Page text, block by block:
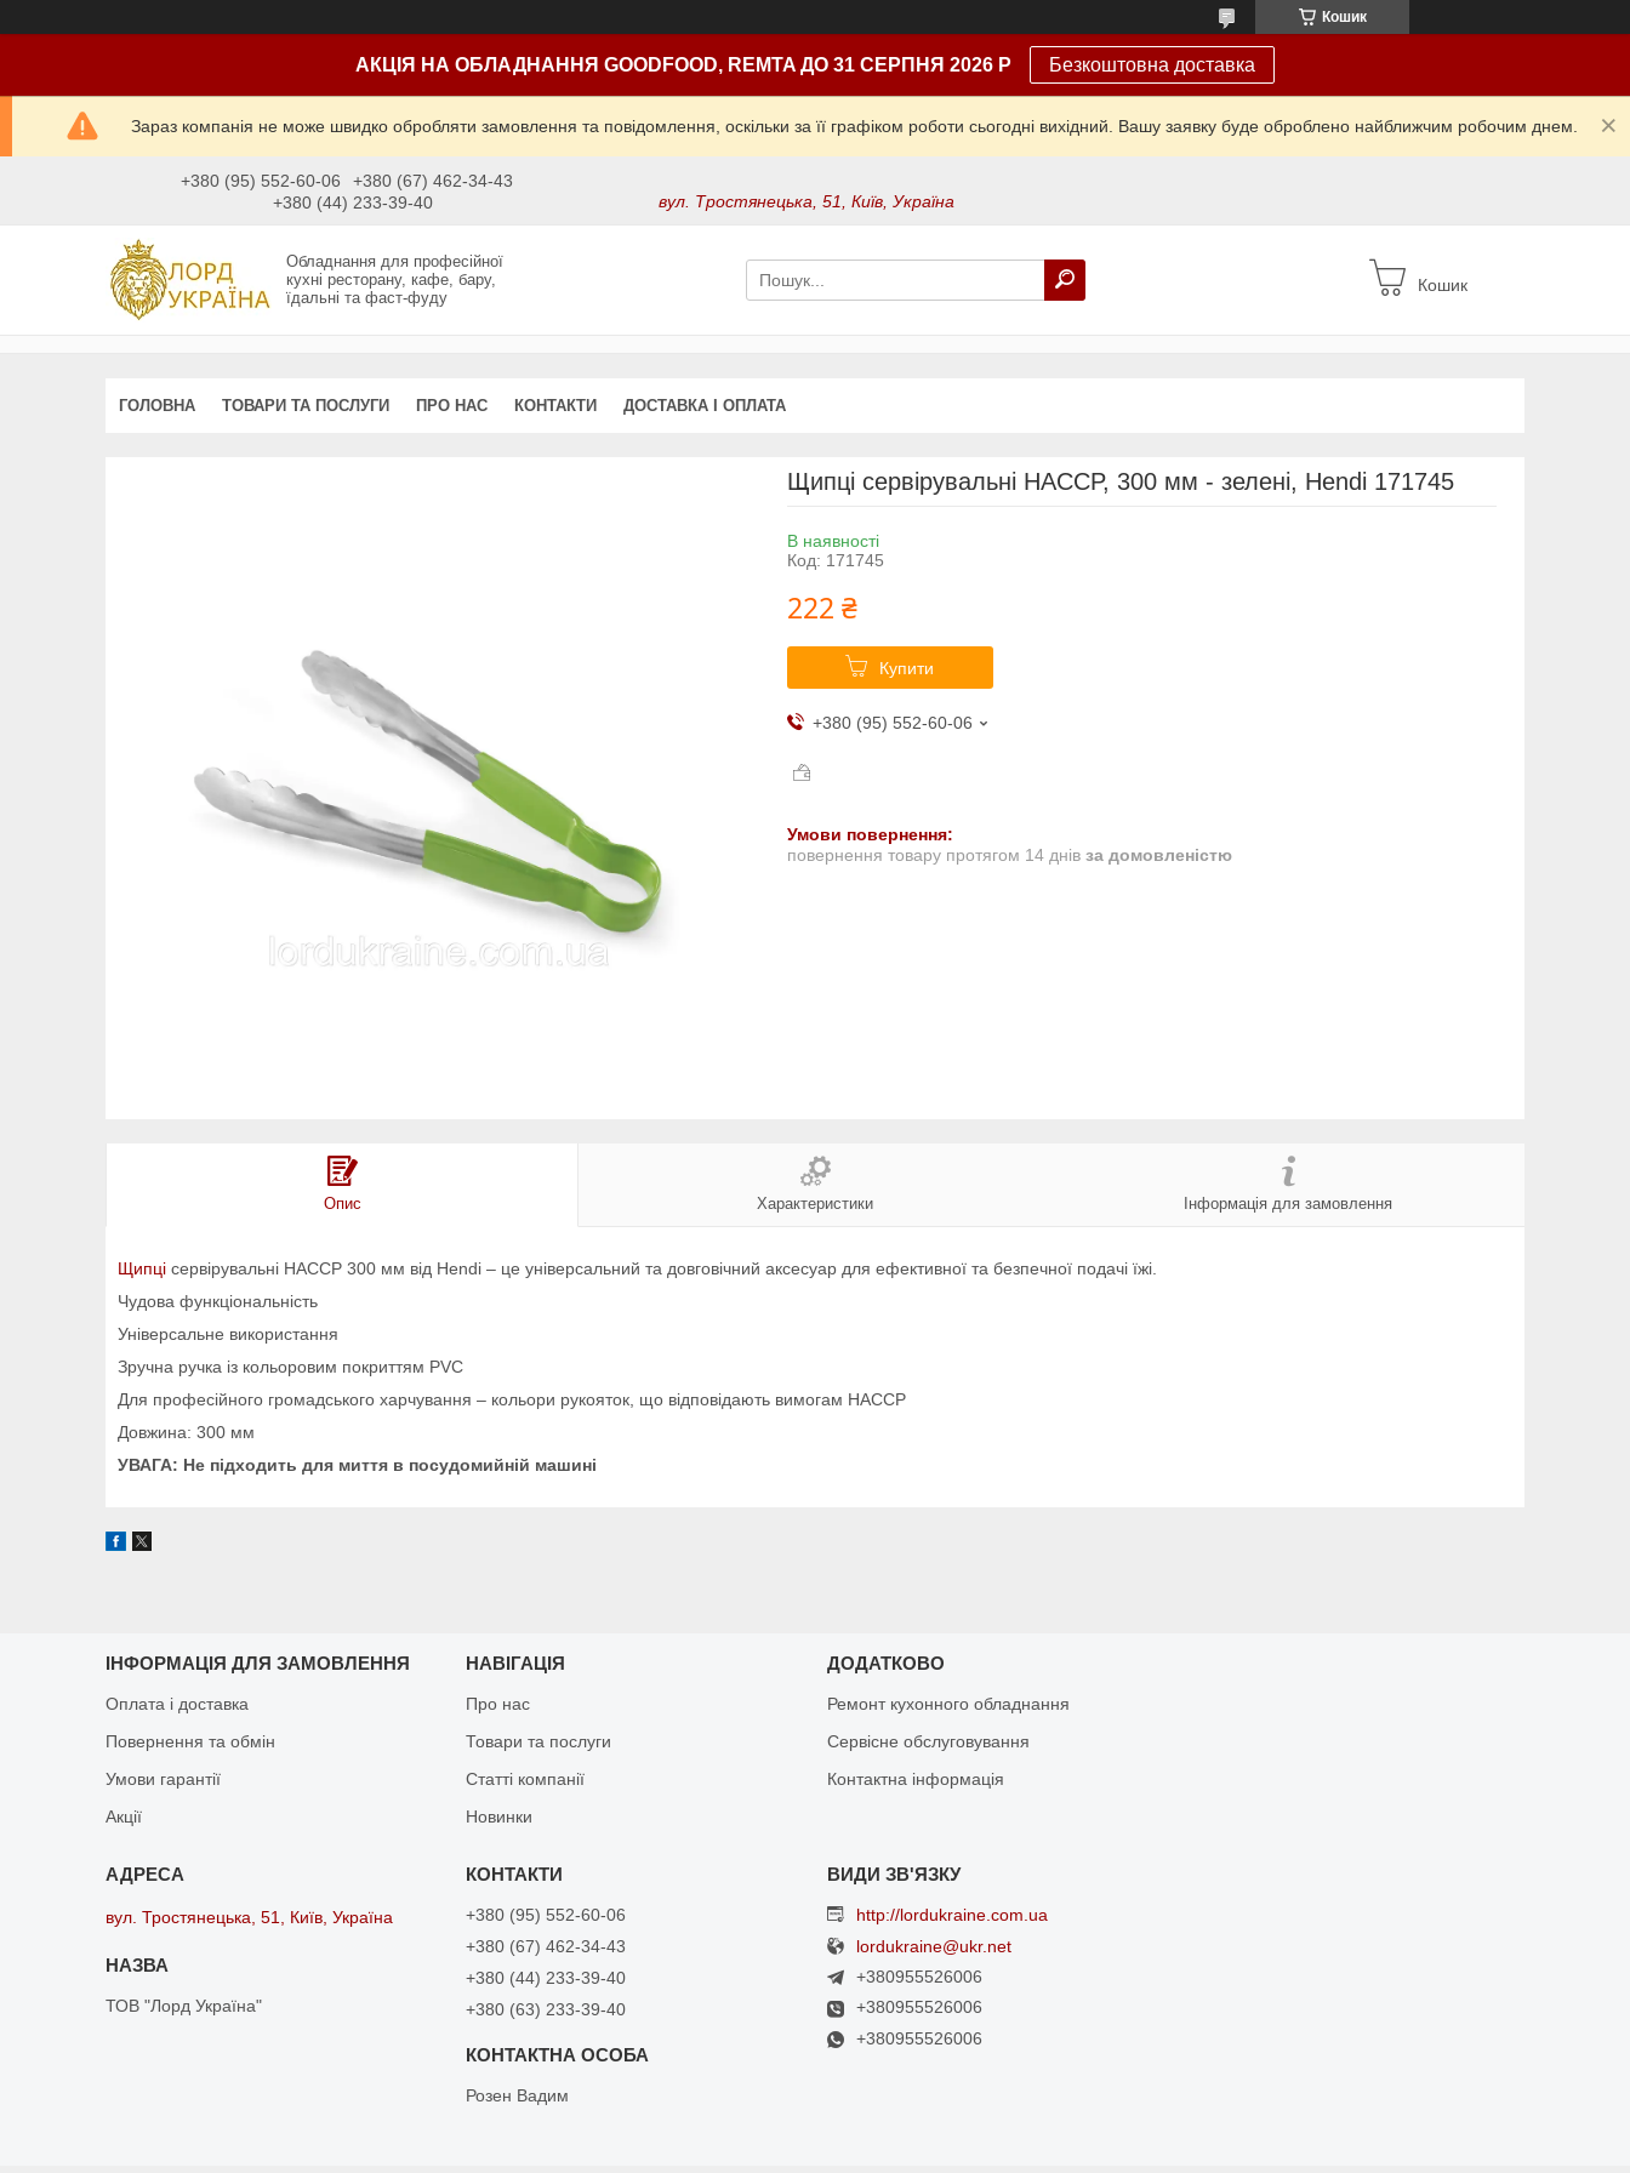
Кошик
АКЦІЯ НА ОБЛАДНАННЯ GOODFOOD, REMTA ДО 31 СЕРПНЯ 2026 Р Безкоштовна доставка
Зараз компанія не може швидко обробляти замовлення та повідомлення, оскільки за її графіком роботи сьогодні вихідний. Вашу заявку буде оброблено найближчим робочим днем.
+380 (95) 552-60-06
+380 (67) 462-34-43
+380 (44) 233-39-40
вул. Тростянецька, 51, Київ, Україна
Обладнання для професійної
кухні ресторану, кафе, бару,
їдальні та фаст-фуду
Кошик
ГОЛОВНА ТОВАРИ ТА ПОСЛУГИ ПРО НАС КОНТАКТИ ДОСТАВКА І ОПЛАТА
Щипці сервірувальні HACCP, 300 мм - зелені, Hendi 171745
В наявності
Код: 171745
222 ₴
Купити
+380 (95) 552-60-06
повернення товару протягом 14 днів за домовленістю
Опис Характеристики Інформація для замовлення
Щипці сервірувальні HACCP 300 мм від Hendi – це універсальний та довговічний аксесуар для ефективної та безпечної подачі їжі.
Чудова функціональність
Універсальне використання
Зручна ручка із кольоровим покриттям PVC
Для професійного громадського харчування – кольори рукояток, що відповідають вимогам HACCP
Довжина: 300 мм
УВАГА: Не підходить для миття в посудомийній машині
ІНФОРМАЦІЯ ДЛЯ ЗАМОВЛЕННЯ
Оплата і доставка
Повернення та обмін
Умови гарантії
Акції
НАВІГАЦІЯ
Про нас
Товари та послуги
Статті компанії
Новинки
ДОДАТКОВО
Ремонт кухонного обладнання
Сервісне обслуговування
Контактна інформація
вул. Тростянецька, 51, Київ, Україна
ТОВ "Лорд Україна"
+380 (95) 552-60-06
+380 (67) 462-34-43
+380 (44) 233-39-40
+380 (63) 233-39-40
Розен Вадим
http://lordukraine.com.ua
lordukraine@ukr.net
+380955526006
+380955526006
+380955526006